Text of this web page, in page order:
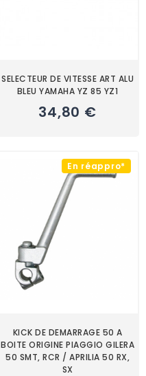
SELECTEUR DE VITESSE ART ALU
BLEU YAMAHA YZ 85 YZ1
34,80 €
En réappro*
KICK DE DEMARRAGE 50 A
BOITE ORIGINE PIAGGIO GILERA
50 SMT, RCR / APRILIA 50 RX,
SX